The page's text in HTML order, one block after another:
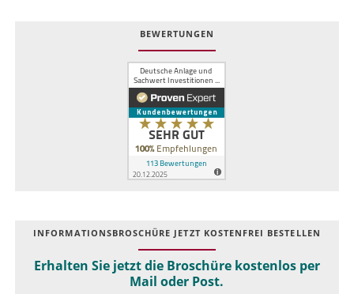
BEWERTUNGEN
INFOR­MATIONS­BROSCHÜRE JETZT KOSTEN­FREI BESTELLEN
Erhalten Sie jetzt die Broschüre kostenlos per
Mail oder Post.